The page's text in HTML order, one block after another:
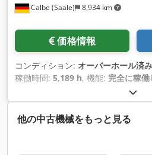
Calbe (Saale) 8,934 km
価格情報
コンディション: オーバーホール済み
稼働時間: 5,189 h, 機能: 完全に稼
, 最終オーバー
他の中古機械をもっと見る